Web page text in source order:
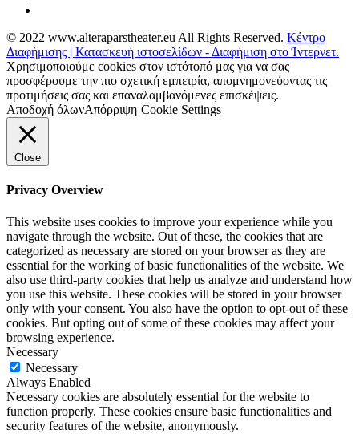
© 2022 www.alteraparstheater.eu All Rights Reserved. Κέντρο
Διαφήμισης | Κατασκευή ιστοσελίδων - Διαφήμιση στο Ίντερνετ.
Χρησιμοποιούμε cookies στον ιστότοπό μας για να σας
προσφέρουμε την πιο σχετική εμπειρία, απομνημονεύοντας τις
προτιμήσεις σας και επαναλαμβανόμενες επισκέψεις.
Αποδοχή όλωνΑπόρριψη Cookie Settings
Close
Privacy Overview
This website uses cookies to improve your experience while you
navigate through the website. Out of these, the cookies that are
categorized as necessary are stored on your browser as they are
essential for the working of basic functionalities of the website. We
also use third-party cookies that help us analyze and understand how
you use this website. These cookies will be stored in your browser
only with your consent. You also have the option to opt-out of these
cookies. But opting out of some of these cookies may affect your
browsing experience.
Necessary
Necessary
Always Enabled
Necessary cookies are absolutely essential for the website to
function properly. These cookies ensure basic functionalities and
security features of the website, anonymously.